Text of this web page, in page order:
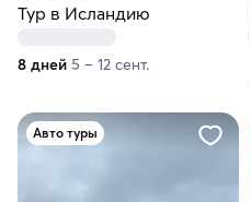
Тур в Исландию
8 дней 5 – 12 сент.
Авто туры